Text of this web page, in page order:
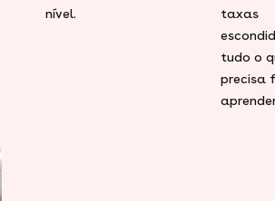
nível.
taxas
tudo o
precisa